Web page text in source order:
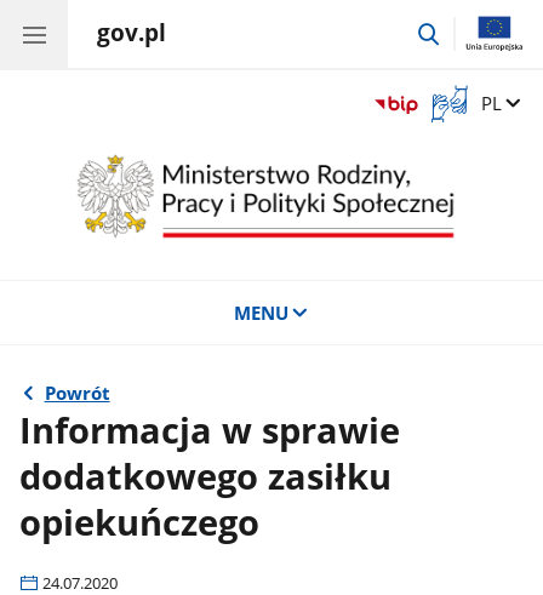
gov.pl
przejdź
Otwórz
okno
języka
migowego
Zmień
PL
MENU
Powrót
Informacja w sprawie
dodatkowego zasiłku
opiekuńczego
24.07.2020